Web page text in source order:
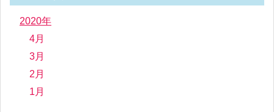
2020年
4月
3月
2月
1月